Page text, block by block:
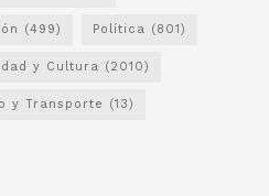
(499) Política (801)
y Cultura (2010)
y Transporte (13)